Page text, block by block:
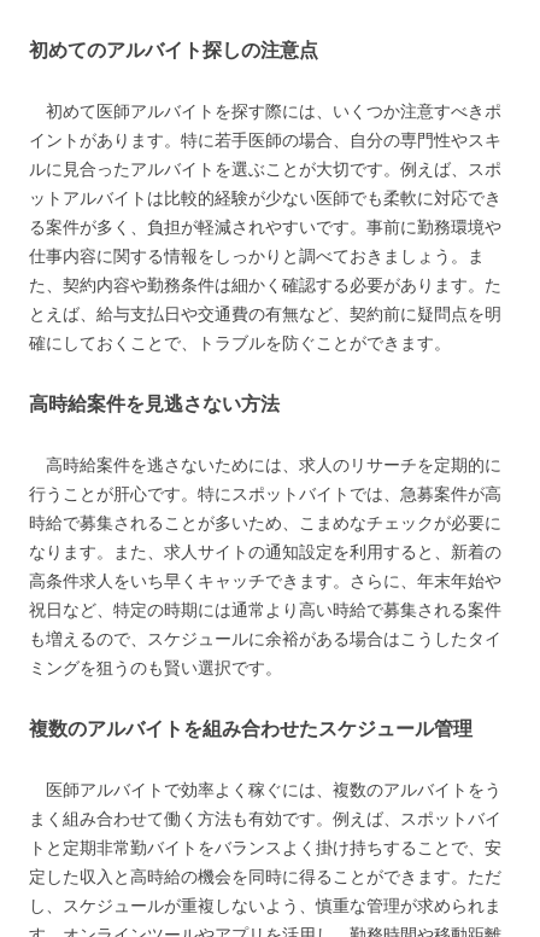
初めてのアルバイト探しの注意点
初めて医師アルバイトを探す際には、いくつか注意すべきポ
イントがあります。特に若手医師の場合、自分の専門性やスキ
ルに見合ったアルバイトを選ぶことが大切です。例えば、スポ
ットアルバイトは比較的経験が少ない医師でも柔軟に対応でき
る案件が多く、負担が軽減されやすいです。事前に勤務環境や
仕事内容に関する情報をしっかりと調べておきましょう。ま
た、契約内容や勤務条件は細かく確認する必要があります。た
とえば、給与支払日や交通費の有無など、契約前に疑問点を明
確にしておくことで、トラブルを防ぐことができます。
高時給案件を見逃さない方法
高時給案件を逃さないためには、求人のリサーチを定期的に
行うことが肝心です。特にスポットバイトでは、急募案件が高
時給で募集されることが多いため、こまめなチェックが必要に
なります。また、求人サイトの通知設定を利用すると、新着の
高条件求人をいち早くキャッチできます。さらに、年末年始や
祝日など、特定の時期には通常より高い時給で募集される案件
も増えるので、スケジュールに余裕がある場合はこうしたタイ
ミングを狙うのも賢い選択です。
複数のアルバイトを組み合わせたスケジュール管理
医師アルバイトで効率よく稼ぐには、複数のアルバイトをう
まく組み合わせて働く方法も有効です。例えば、スポットバイ
トと定期非常勤バイトをバランスよく掛け持ちすることで、安
定した収入と高時給の機会を同時に得ることができます。ただ
し、スケジュールが重複しないよう、慎重な管理が求められま